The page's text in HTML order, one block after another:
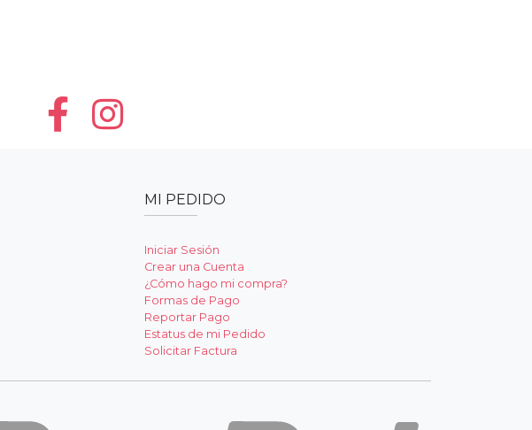
MI PEDIDO
Iniciar Sesión
Crear una Cuenta
¿Cómo hago mi compra?
Formas de Pago
Reportar Pago
Estatus de mi Pedido
Solicitar Factura